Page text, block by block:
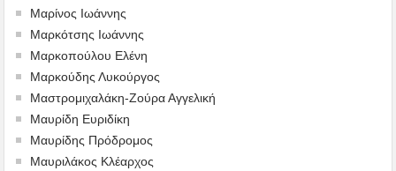
Μαρίνος Ιωάννης
Μαρκότσης Ιωάννης
Μαρκοπούλου Ελένη
Μαρκούδης Λυκούργος
Μαστρομιχαλάκη-Ζούρα Αγγελική
Μαυρίδη Ευριδίκη
Μαυρίδης Πρόδρομος
Μαυριλάκος Κλέαρχος